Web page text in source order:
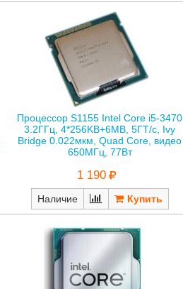
Процессор S1155 Intel Core i5-3470
3.2ГГц, 4*256KB+6MB, 5ГТ/с, Ivy
Bridge 0.022мкм, Quad Core, видео
650МГц, 77Вт
1 190
Наличие